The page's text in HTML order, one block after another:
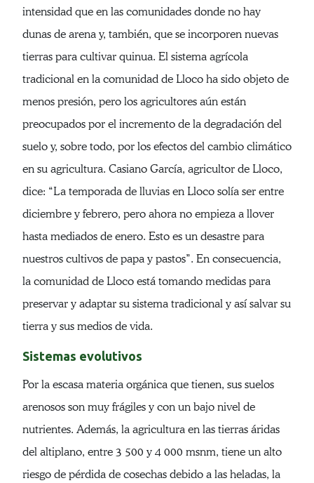
intensidad que en las comunidades donde no hay
dunas de arena y, también, que se incorporen nuevas
tierras para cultivar quinua. El sistema agrícola
tradicional en la comunidad de Lloco ha sido objeto de
menos presión, pero los agricultores aún están
preocupados por el incremento de la degradación del
suelo y, sobre todo, por los efectos del cambio climático
en su agricultura. Casiano García, agricultor de Lloco,
dice: “La temporada de lluvias en Lloco solía ser entre
diciembre y febrero, pero ahora no empieza a llover
hasta mediados de enero. Esto es un desastre para
nuestros cultivos de papa y pastos”. En consecuencia,
la comunidad de Lloco está tomando medidas para
preservar y adaptar su sistema tradicional y así salvar su
tierra y sus medios de vida.
Sistemas evolutivos
Por la escasa materia orgánica que tienen, sus suelos
arenosos son muy frágiles y con un bajo nivel de
nutrientes. Además, la agricultura en las tierras áridas
del altiplano, entre 3 500 y 4 000 msnm, tiene un alto
riesgo de pérdida de cosechas debido a las heladas, la